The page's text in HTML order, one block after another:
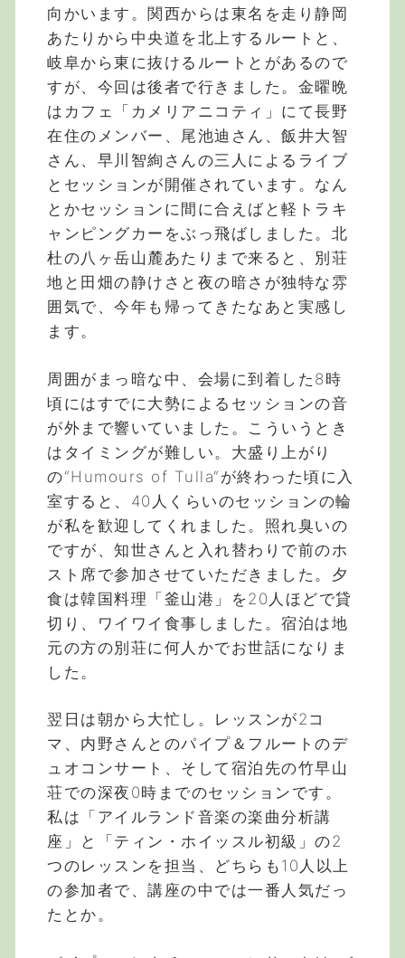
向かいます。関西からは東名を走り静岡
あたりから中央道を北上するルートと、
岐阜から東に抜けるルートとがあるので
すが、今回は後者で行きました。金曜晩
はカフェ「カメリアニコティ」にて長野
在住のメンバー、尾池迪さん、飯井大智
さん、早川智絢さんの三人によるライブ
とセッションが開催されています。なん
とかセッションに間に合えばと軽トラキ
ャンピングカーをぶっ飛ばしました。北
杜の八ヶ岳山麓あたりまで来ると、別荘
地と田畑の静けさと夜の暗さが独特な雰
囲気で、今年も帰ってきたなあと実感し
ます。
周囲がまっ暗な中、会場に到着した8時
頃にはすでに大勢によるセッションの音
が外まで響いていました。こういうとき
はタイミングが難しい。大盛り上がり
の“Humours of Tulla“が終わった頃に入
室すると、40人くらいのセッションの輪
が私を歓迎してくれました。照れ臭いの
ですが、知世さんと入れ替わりで前のホ
スト席で参加させていただきました。夕
食は韓国料理「釜山港」を20人ほどで貸
切り、ワイワイ食事しました。宿泊は地
元の方の別荘に何人かでお世話になりま
した。
翌日は朝から大忙し。レッスンが2コ
マ、内野さんとのパイプ＆フルートのデ
ュオコンサート、そして宿泊先の竹早山
荘での深夜0時までのセッションです。
私は「アイルランド音楽の楽曲分析講
座」と「ティン・ホイッスル初級」の2
つのレッスンを担当、どちらも10人以上
の参加者で、講座の中では一番人気だっ
たとか。